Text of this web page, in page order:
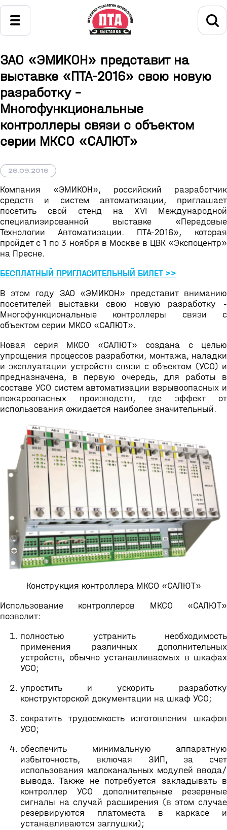
ЗАО «ЭМИКОН» представит на
выставке «ПТА-2016» свою новую
разработку -
Многофункциональные
контроллеры связи с объектом
серии МКСО «САЛЮТ»
26.09.2016
Компания «ЭМИКОН», российский разработчик
средств и систем автоматизации, приглашает
посетить свой стенд на XVI Международной
специализированной выставке «Передовые
Технологии Автоматизации. ПТА-2016», которая
пройдет с 1 по 3 ноября в Москве в ЦВК «Экспоцентр»
на Пресне.
БЕСПЛАТНЫЙ ПРИГЛАСИТЕЛЬНЫЙ БИЛЕТ >>
В этом году ЗАО «ЭМИКОН» представит вниманию
посетителей выставки свою новую разработку -
Многофункциональные контроллеры связи с
объектом серии МКСО «САЛЮТ».
Новая серия МКСО «САЛЮТ» создана с целью
упрощения процессов разработки, монтажа, наладки
и эксплуатации устройств связи с объектом (УСО) и
предназначена, в первую очередь, для работы в
составе УСО систем автоматизации взрывоопасных и
пожароопасных производств, где эффект от
использования ожидается наиболее значительный.
Конструкция контроллера МКСО «САЛЮТ»
Использование контроллеров МКСО «САЛЮТ»
позволит:
полностью устранить необходимость
применения различных дополнительных
устройств, обычно устанавливаемых в шкафах
УСО;
упростить и ускорить разработку
конструкторской документации на шкаф УСО;
сократить трудоемкость изготовления шкафов
УСО;
обеспечить минимальную аппаратную
избыточность, включая ЗИП, за счет
использования малоканальных модулей ввода/
вывода. Также не потребуется закладывать в
контроллер УСО дополнительные резервные
сигналы на случай расширения (в этом случае
резервируются платоместа в каркасе и
устанавливаются заглушки);